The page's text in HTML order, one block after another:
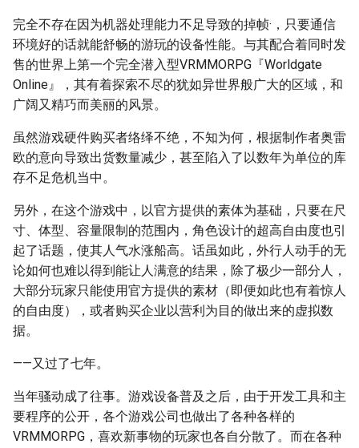
完全不存在因为机器处理能力不足导致的掉帧·，只要通信
环境好的话就能舒畅的游玩的设备性能。与其配合着同时发
售的世界上第一个完全潜入型VRMMORPG『Worldgate
Online』，其有着探索不尽的犹如异世界般广大的区域，和
广阔又精巧而美丽的风景。
虽然游戏硬件购买者络绎不绝，不知为何，根据制作者奥雷
欧的意向导致出货数量减少，甚至陷入了以数年为单位的库
存不足危机当中。
另外，在这个游戏中，以官方提供的素体为基础，只要在尺
寸、体型、容量限制的范围内，角色设计的超高自由度也引
起了话题，使其人气水涨船高。话虽如此，外行人动手的无
论如何也难以得到能让人满意的结果，除了极少一部分人，
大部分玩家只能使用官方提供的素材（即便如此也有着惊人
的自由度），或者购买企业以营利为目的做出来的虚拟数
据。
——又过了七年。
当年骚动成了往事。游戏设备普及之后，由于开发工具和主
要程序的公开，各个游戏公司也做出了各种各样的
VRMMORPG，喜欢新事物的玩家也各自分散了。而在各种